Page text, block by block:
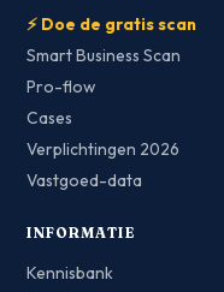
⚡ Doe de gratis scan
Smart Business Scan
Pro-flow
Cases
Verplichtingen 2026
Vastgoed-data
INFORMATIE
Kennisbank